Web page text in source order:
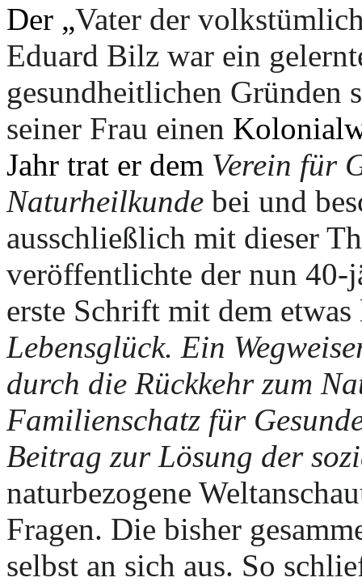
Der „Vater der
Eduard Bilz war ein
gesundheitlichen Gründen
seiner Frau einen
Jahr trat er dem Verein für
Naturheilkunde bei und
ausschließlich mit dieser
veröffentlichte der nun 40-
erste Schrift mit dem
Lebensglück. Ein
durch die Rückkehr zum
Familienschatz für
Beitrag zur Lösung der
naturbezogene
Fragen. Die bisher
selbst an sich aus. So